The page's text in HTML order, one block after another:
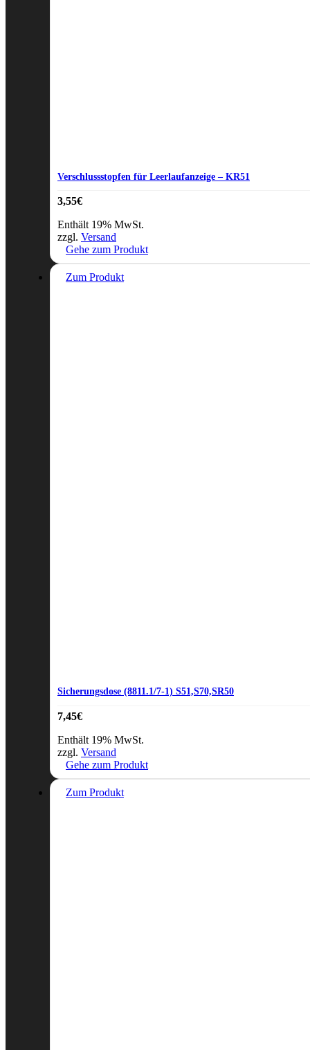
Verschlussstopfen für Leerlaufanzeige – KR51
3,55€
Enthält 19% MwSt.
zzgl. Versand
Gehe zum Produkt
Zum Produkt
Sicherungsdose (8811.1/7-1) S51,S70,SR50
7,45€
Enthält 19% MwSt.
zzgl. Versand
Gehe zum Produkt
Zum Produkt